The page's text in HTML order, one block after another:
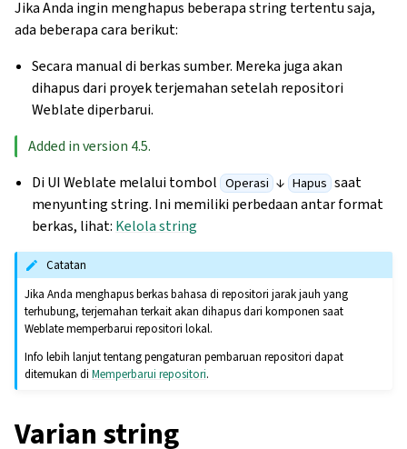
Jika Anda ingin menghapus beberapa string tertentu saja,
ada beberapa cara berikut:
Secara manual di berkas sumber. Mereka juga akan
dihapus dari proyek terjemahan setelah repositori
Weblate diperbarui.
Added in version 4.5.
Di UI Weblate melalui tombol Operasi ↓ Hapus saat
menyunting string. Ini memiliki perbedaan antar format
berkas, lihat: Kelola string
Catatan
Jika Anda menghapus berkas bahasa di repositori jarak jauh yang
terhubung, terjemahan terkait akan dihapus dari komponen saat
Weblate memperbarui repositori lokal.
Info lebih lanjut tentang pengaturan pembaruan repositori dapat
ditemukan diMemperbarui repositori.
Varian string